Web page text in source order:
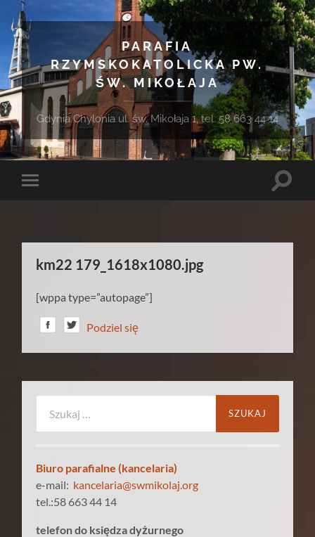
PARAFIA
RZYMSKOKATOLICKA PW.
ŚW. MIKOŁAJA
Gdynia Chylonia ul. św. Mikołaja 1, tel. 58 663 44 14
Toggle
Toggle
km22 179_1618x1080.jpg
[wppa type=”autopage”]
Podziel się
Biuro parafialne (kancelaria)
e-mail: kancelaria@swmikolaj.org
tel.:58 663 44 14
telefon do księdza dyżurnego